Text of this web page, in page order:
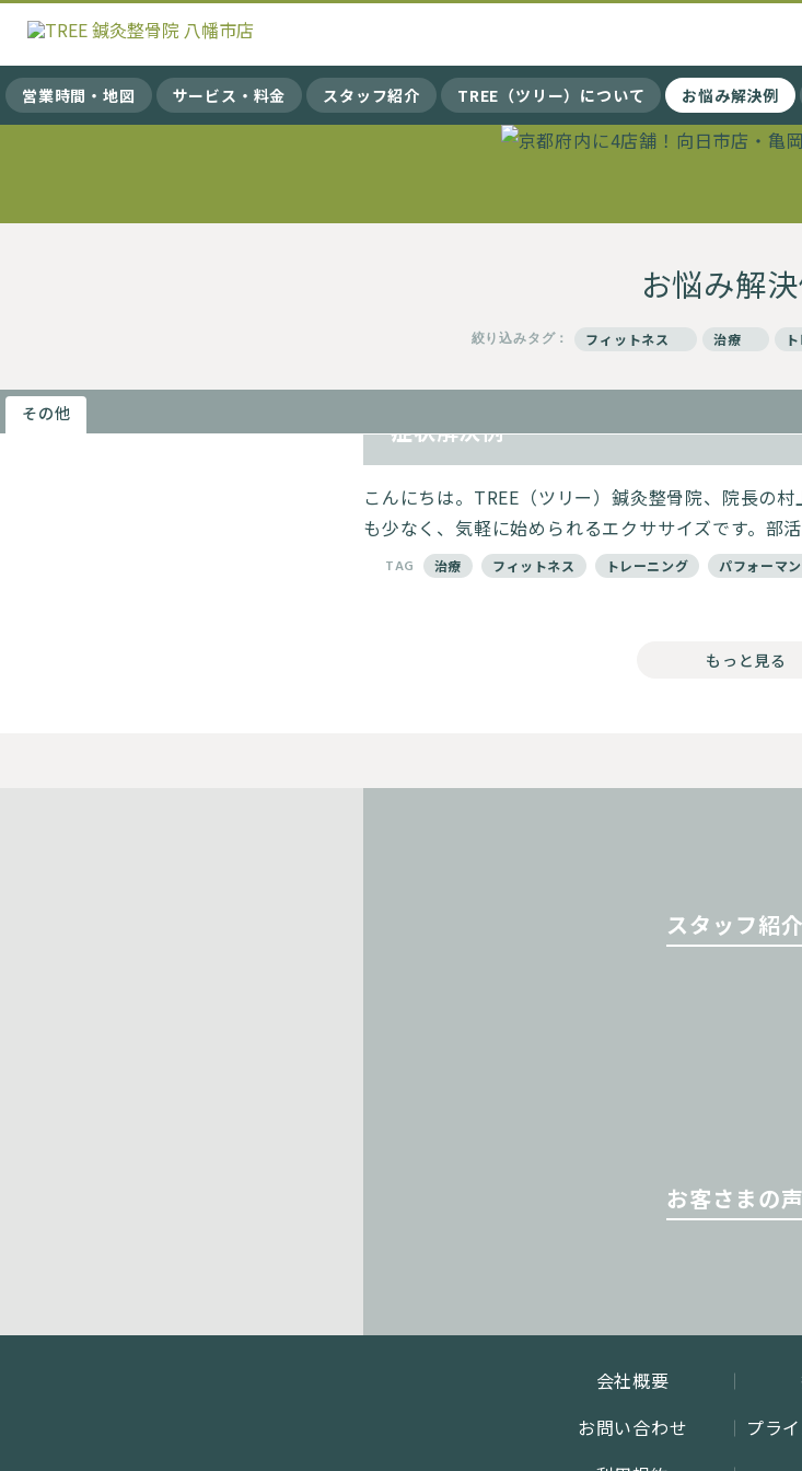
営業時間・地図 サービス・料金 スタッフ紹介 TREE（ツリー）について お悩み解決例
お悩み解
絞り込みタグ： フィットネス 治療
その他
ランニング障害 ~スポーツ障害 TREE(
症状解決例~
こんにちは。TREE（ツリー）鍼灸整骨院、院長の
も少なく、気軽に始められるエクササイズです。部
TAG 治療 フィットネス トレーニング パフォーマ
もっと見る
スタッフ紹介
お客さまの声
会社概要
お問い合わせ
プラ